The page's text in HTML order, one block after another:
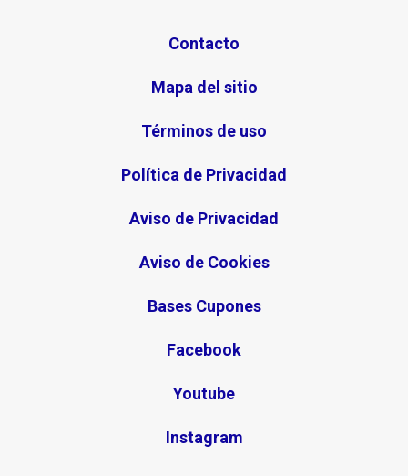
Contacto
Mapa del sitio
Términos de uso
Política de Privacidad
Aviso de Privacidad
Aviso de Cookies
Bases Cupones
Facebook
Youtube
Instagram